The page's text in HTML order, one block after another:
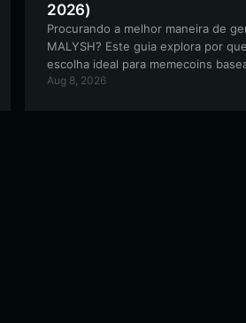
2026)
Procurando a melhor maneira de
MALYSH? Este guia explora por
escolha ideal para memecoins
oferecendo segurança de ponta e
Aug 8, 2026